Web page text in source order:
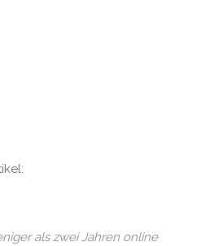
als zwei Jahren online